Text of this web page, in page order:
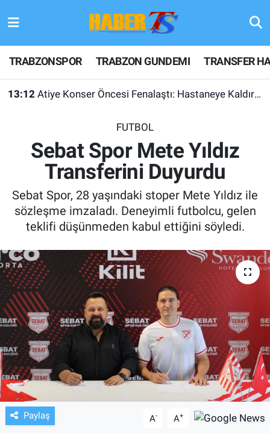
TRABZONSPOR TRABZON GUNDEMI TRANSFER
13:12 Atiye Konser Öncesi Fenalaştı: Hastaneye Kaldırıldı
FUTBOL
Sebat Spor Mete Yıldız
Transferini Duyurdu
Sebat Spor, 28 yaşındaki stoper Mete Yıldız ile
sözleşme imzaladı. Deneyimli futbolcu, gelen
teklifi düşünmeden kabul ettiğini söyledi.
Paylaş A- A+
TRABZONSPOR
TRABZON GUNDEMI
KULİS MEYDANI
1461 TRABZON
FUTBOL
ALT LIGLER
TV VE SİNEMA
BASKETBOL
SAĞLIK
GENEL
KÜLTÜR SANAT
Hava Durumu
Trafik Durumu
Son Dakika Haberleri
Haber Arşivi